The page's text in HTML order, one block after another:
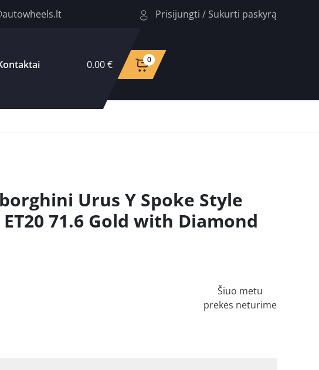
Prisijungti / Sukurti paskyrą
0.00 € 0
Urus Y Spoke Style
ET20 71.6 Gold with Diamond
Šiuo metu
prekės neturime